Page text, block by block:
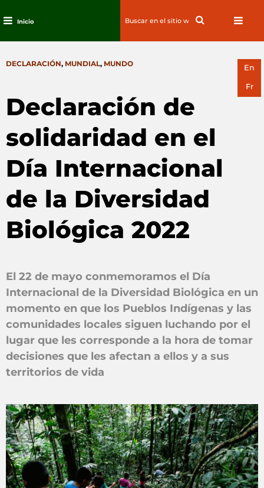
contenido
Inicio
Search
En
Fr
CATEGORIES
DECLARACIÓN, MUNDIAL, MUNDO
Declaración de
solidaridad en el
Día Internacional
de la Diversidad
Biológica 2022
El 22 de mayo conmemoramos el Día
Internacional de la Diversidad Biológica en un
momento en que los Pueblos Indígenas y las
comunidades locales siguen luchando por el
lugar que les corresponde a la hora de tomar
decisiones que les afectan a ellos y a sus
territorios de vida